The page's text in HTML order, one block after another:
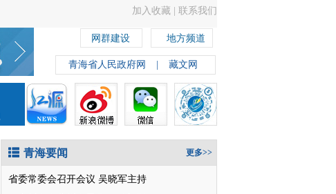
加入收藏 联系我们
网群建设 地方频道
青海省人民政府网 藏文网
青海要闻 更多>>
省委常委会召开会议 吴晓军主持